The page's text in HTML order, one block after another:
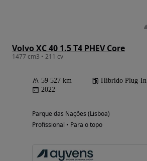
Volvo XC 40 1.5 T4 PHEV Core
1477 cm3 • 211 cv
59 527 km Híbrido Plug-In
2022
Parque das Nações (Lisboa)
Profissional • Para o topo